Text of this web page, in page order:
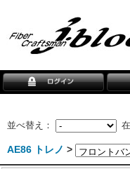
並べ替え：
AE86 トレノ >